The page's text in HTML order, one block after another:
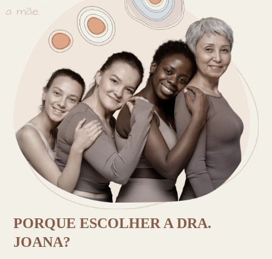
PORQUE ESCOLHER A DRA.
JOANA?